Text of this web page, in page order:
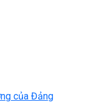
của Đảng